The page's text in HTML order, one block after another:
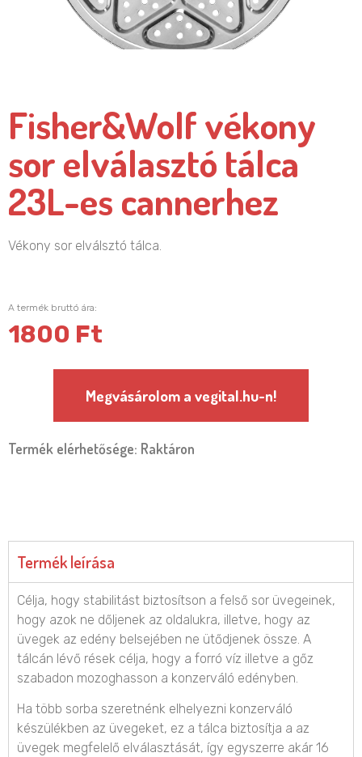
Fisher&Wolf vékony
sor elválasztó tálca
23L-es cannerhez
Vékony sor elválsztó tálca.
A termék bruttó ára:
1800 Ft
Megvásárolom a vegital.hu-n!
Termék elérhetősége: Raktáron
Termék leírása
Célja, hogy stabilitást biztosítson a felső sor üvegeinek,
hogy azok ne dőljenek az oldalukra, illetve, hogy az
üvegek az edény belsejében ne ütődjenek össze. A
tálcán lévő rések célja, hogy a forró víz illetve a gőz
szabadon mozoghasson a konzerváló edényben.
Ha több sorba szeretnénk elhelyezni konzerváló
készülékben az üvegeket, ez a tálca biztosítja a az
üvegek megfelelő elválasztását, így egyszerre akár 16